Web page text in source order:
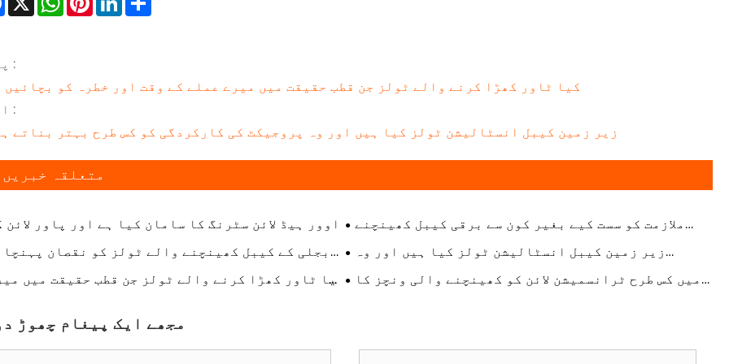
پچھلا :
کیا ٹاور کھڑا کرنے والے ٹولز جن قطب حقیقت میں میرے عملے کے وقت اور خطرہ کو بچائیں
اگلے :
زیر زمین کیبل انسٹالیشن ٹولز کیا ہیں اور وہ پروجیکٹ کی کارکردگی کو کس طرح بہتر بناتے
متعلقہ
اوور ہیڈ لائن سٹرنگ کا سامان کیا ہے اور پاور لائن
ملازمت کو سست کیے بغیر کون سے برقی کیبل کھینچنے
بجلی کے کیبل کھینچنے والے ٹولز کو نقصان
زیر زمین کیبل انسٹالیشن ٹولز کیا ہیں اور وہ
کیا ٹاور کھڑا کرنے والے ٹولز جن قطب حقیقت میں
میں کس طرح ٹرانسمیشن لائن کو کھینچنے والی ونچز کا
مجھے ایک پیغام چھوڑ